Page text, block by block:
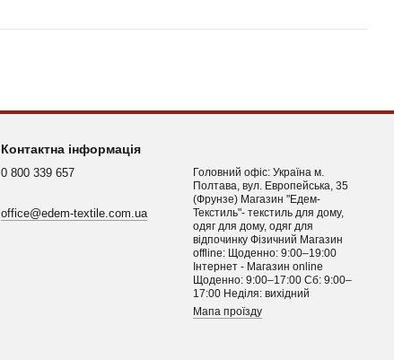
Контактна інформація
0 800 339 657
office@edem-textile.com.ua
Головний офіс: Україна м.
Полтава, вул. Европейська, 35
(Фрунзе) Магазин "Едем-
Текстиль"- текстиль для дому,
одяг для дому, одяг для
відпочинку Фізичний Магазин
offline: Щоденно: 9:00–19:00
Інтернет - Магазин online
Щоденно: 9:00–17:00 Сб: 9:00–
17:00 Неділя: вихідний
Мапа проїзду